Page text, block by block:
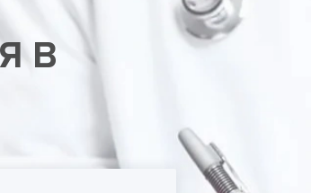
наркомании амбулаторно
у подростков
наркомании в стационаре
зависимости от Гашиша
зависимости от Лирики
Кодирование алкоголизма уколом
Кодирование алкоголизма
Кодирование Двойной Блок
Кодирование наркозависимости
Кодирование от алкоголизма
Кодирование от алкоголизма
Кодирование по методу Довженко
Лечение анорексии
Лечение бессонницы
Лечение бессонницы у
Лечение бессонницы у
Лечение биполярного
Лечение деменции
Лечение депрессии
Лечение
Лечение игромании
В